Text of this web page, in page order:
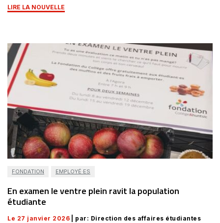
LIRE LA NOUVELLE
FONDATION EMPLOYÉ·ES
En examen le ventre plein ravit la population
étudiante
Le 27 janvier 2026 | par: Direction des affaires étudiantes